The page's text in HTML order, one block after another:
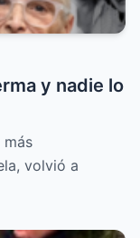
y nadie lo
más
volvió a